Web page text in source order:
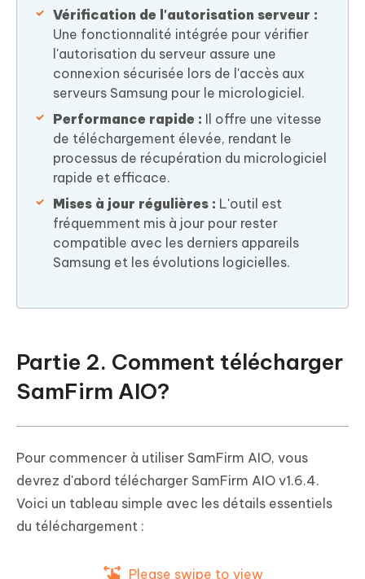
Vérification de l'autorisation serveur :
Une fonctionnalité intégrée pour vérifier
l'autorisation du serveur assure une
connexion sécurisée lors de l'accès aux
serveurs Samsung pour le micrologiciel.
Performance rapide : Il offre une vitesse
de téléchargement élevée, rendant le
processus de récupération du micrologiciel
rapide et efficace.
Mises à jour régulières : L'outil est
fréquemment mis à jour pour rester
compatible avec les derniers appareils
Samsung et les évolutions logicielles.
Partie 2. Comment télécharger
SamFirm AIO?
Pour commencer à utiliser SamFirm AIO, vous
devrez d'abord télécharger SamFirm AIO v1.6.4.
Voici un tableau simple avec les détails essentiels
du téléchargement :
Please swipe to view